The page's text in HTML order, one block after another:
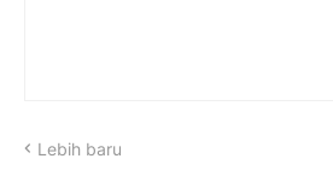
Lebih baru